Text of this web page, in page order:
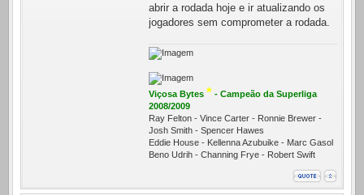
abrir a rodada hoje e ir atualizando os
jogadores sem comprometer a rodada.
Viçosa Bytes * - Campeão da Superliga
2008/2009
Ray Felton - Vince Carter - Ronnie Brewer -
Josh Smith - Spencer Hawes
Eddie House - Kellenna Azubuike - Marc Gasol
Beno Udrih - Channing Frye - Robert Swift